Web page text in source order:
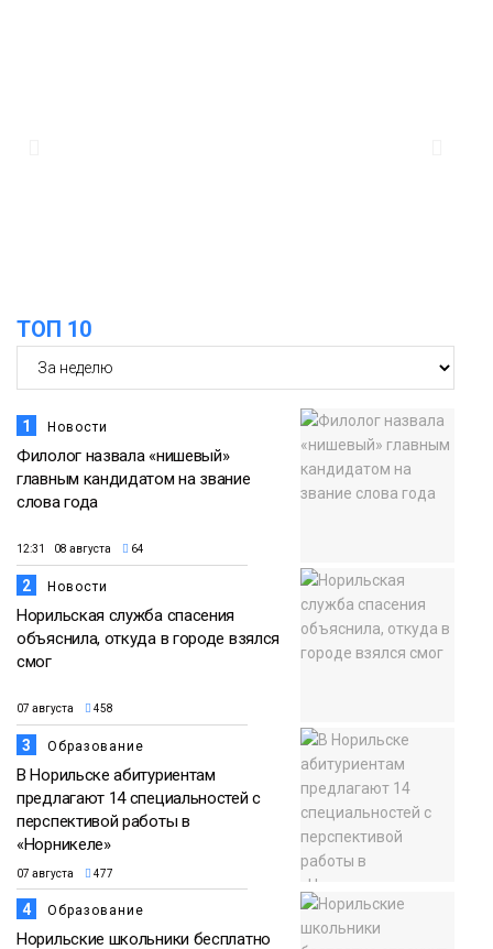
ТОП 10
1 Новости
Филолог назвала «нишевый»
главным кандидатом на звание
слова года
12:31 08 августа 64
2 Новости
Норильская служба спасения
объяснила, откуда в городе взялся
смог
07 августа 458
3 Образование
В Норильске абитуриентам
предлагают 14 специальностей с
перспективой работы в
«Норникеле»
07 августа 477
4 Образование
Норильские школьники бесплатно